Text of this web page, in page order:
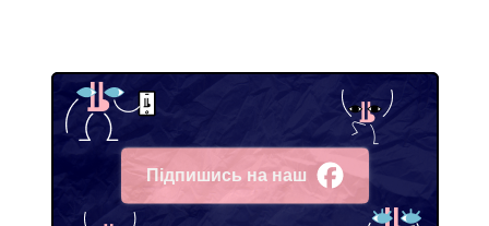
Підпишись на наш
Facebook